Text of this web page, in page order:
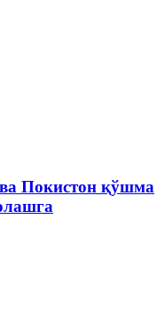
Покистон қўшма